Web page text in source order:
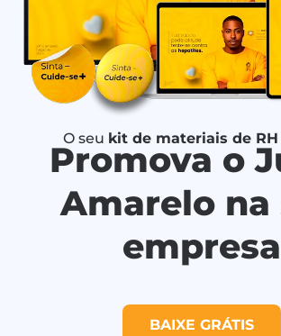
O seu kit de materiais de RH
Promova o
Amarelo na
empresa
BAIXE GRÁTIS